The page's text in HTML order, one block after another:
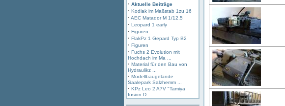
· Aktuelle Beiträge
· Kodiak im Maßstab 1zu 16
· AEC Matador M 1/12,5
· Leopard 1 early
· Figuren
· FlakPz 1 Gepard Typ B2
· Figuren
· Fuchs 2 Evolution mit
Hochdach im Ma ...
· Material für den Bau von
Hydraulikz ...
· Modellbaugelände
Saalepark Salzhemm ...
· KPz Leo 2 A7V "Tamiya
fusion D ...